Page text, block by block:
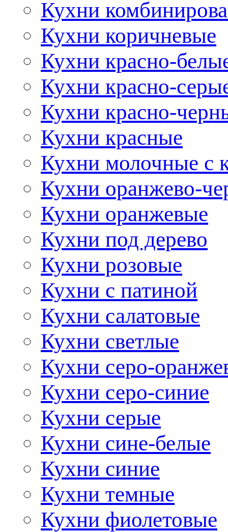
Кухни
Кухни коричневые
Кухни красно-
Кухни красно-
Кухни красно-
Кухни красные
Кухни молочные с
Кухни оранжево-
Кухни оранжевые
Кухни под дерево
Кухни розовые
Кухни с патиной
Кухни салатовые
Кухни светлые
Кухни серо-
Кухни серо-синие
Кухни серые
Кухни сине-белые
Кухни синие
Кухни темные
Кухни фиолетовые